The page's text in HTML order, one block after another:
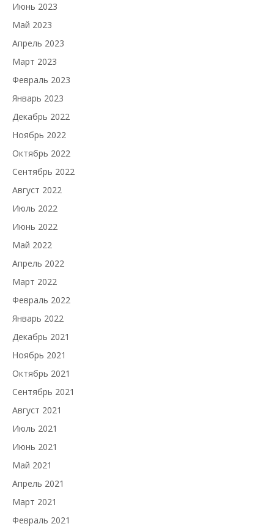
Июнь 2023
Май 2023
Апрель 2023
Март 2023
Февраль 2023
Январь 2023
Декабрь 2022
Ноябрь 2022
Октябрь 2022
Сентябрь 2022
Август 2022
Июль 2022
Июнь 2022
Май 2022
Апрель 2022
Март 2022
Февраль 2022
Январь 2022
Декабрь 2021
Ноябрь 2021
Октябрь 2021
Сентябрь 2021
Август 2021
Июль 2021
Июнь 2021
Май 2021
Апрель 2021
Март 2021
Февраль 2021